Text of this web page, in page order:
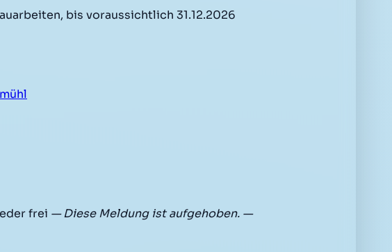
bis voraussichtlich 31.12.2026
frei — Diese Meldung ist aufgehoben. —